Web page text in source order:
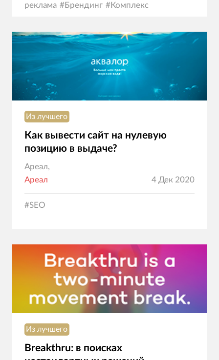
реклама #Брендинг #Комплекс
Из лучшего
Как вывести сайт на нулевую
позицию в выдаче?
Ареал,
Ареал
4 Дек 2020
#SEO
Из лучшего
Breakthru: в поисках